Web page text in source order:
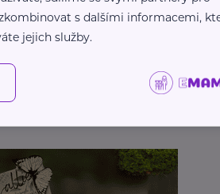
s dalšími informacemi,
jejich služby.